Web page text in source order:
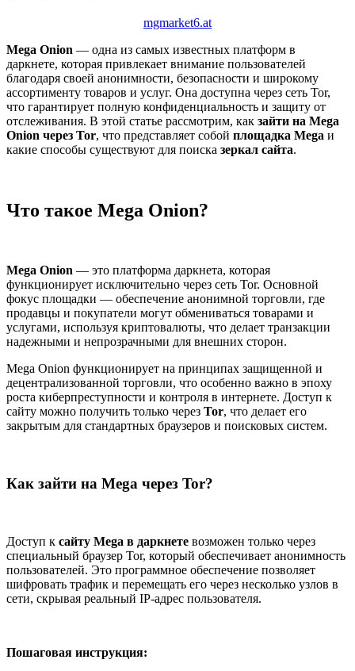
mgmarket6.at
Mega Onion — одна из самых известных платформ в
даркнете, которая привлекает внимание пользователей
благодаря своей анонимности, безопасности и широкому
ассортименту товаров и услуг. Она доступна через сеть Tor,
что гарантирует полную конфиденциальность и защиту от
отслеживания. В этой статье рассмотрим, как зайти на Mega
Onion через Tor, что представляет собой площадка Mega и
какие способы существуют для поиска зеркал сайта.
Что такое Mega Onion?
Mega Onion — это платформа даркнета, которая
функционирует исключительно через сеть Tor. Основной
фокус площадки — обеспечение анонимной торговли, где
продавцы и покупатели могут обмениваться товарами и
услугами, используя криптовалюты, что делает транзакции
надежными и непрозрачными для внешних сторон.
Mega Onion функционирует на принципах защищенной и
децентрализованной торговли, что особенно важно в эпоху
роста киберпреступности и контроля в интернете. Доступ к
сайту можно получить только через Tor, что делает его
закрытым для стандартных браузеров и поисковых систем.
Как зайти на Mega через Tor?
Доступ к сайту Mega в даркнете возможен только через
специальный браузер Tor, который обеспечивает анонимность
пользователей. Это программное обеспечение позволяет
шифровать трафик и перемещать его через несколько узлов в
сети, скрывая реальный IP-адрес пользователя.
Пошаговая инструкция: